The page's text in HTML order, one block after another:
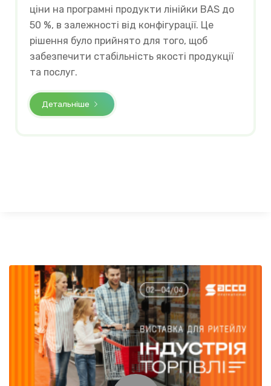
ціни на програмні продукти лінійки BAS до
50 %, в залежності від конфігурації. Це
рішення було прийнято для того, щоб
забезпечити стабільність якості продукції
та послуг.
Детальніше